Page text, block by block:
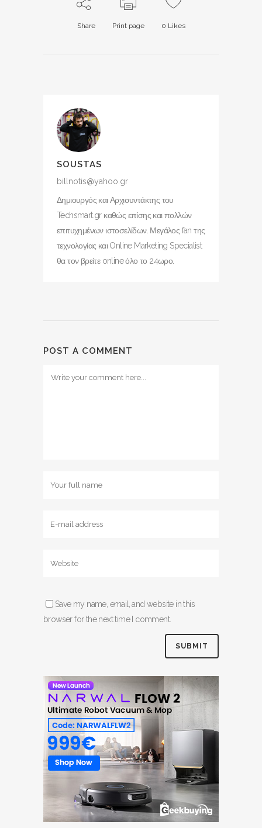
Share Print page 0 Likes
SOUSTAS
billnotis@yahoo.gr
Δημιουργός και Αρχισυντάκτης του
Techsmart.gr καθώς επίσης και πολλών
επιτυχημένων ιστοσελίδων. Μεγάλος fan της
τεχνολογίας και Online Marketing Specialist
θα τον βρείτε online όλο το 24ωρο.
POST A COMMENT
Save my name, email, and website in this
browser for the next time I comment.